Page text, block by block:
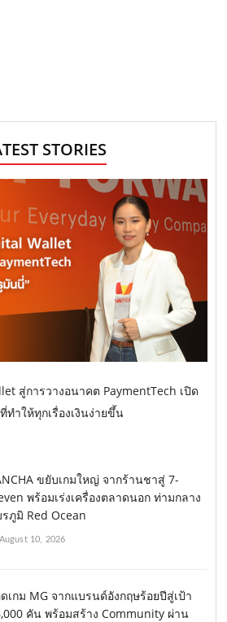
STORIES
สู่การวางอนาคต PaymentTech เปิด
ำให้ทุกเรื่องเงินง่ายขึ้น
ขยับเกมใหญ่ จากร้านชาสู่ 7-
พร้อมเร่งเครื่องตลาดนอก ท่ามกลาง
ภูมิ Red Ocean
August 10, 2026
เกม MG จากแบรนด์อังกฤษร้อยปีสู่เป้า
คัน พร้อมสร้าง Community ผ่าน